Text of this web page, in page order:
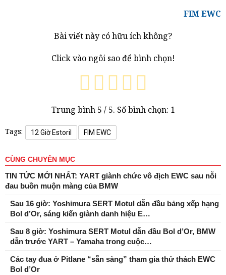
FIM EWC
Bài viết này có hữu ích không?
Click vào ngôi sao để bình chọn!
Trung bình 5 / 5. Số bình chọn: 1
Tags: 12 Giờ Estoril FIM EWC
CÙNG CHUYÊN MỤC
TIN TỨC MỚI NHẤT: YART giành chức vô địch EWC sau nỗi
đau buồn muộn màng của BMW
Sau 16 giờ: Yoshimura SERT Motul dẫn đầu bảng xếp hạng
Bol d’Or, sáng kiến ​​giành danh hiệu E…
Sau 8 giờ: Yoshimura SERT Motul dẫn đầu Bol d’Or, BMW
dẫn trước YART – Yamaha trong cuộc…
Các tay đua ở Pitlane “sẵn sàng” tham gia thử thách EWC
Bol d’Or